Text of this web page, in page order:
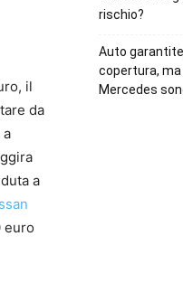
il
da
a
a
euro
rischio?
Auto
copertura, ma
Mercedes